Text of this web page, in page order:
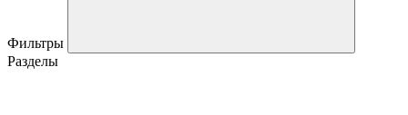
Фильтры
Разделы